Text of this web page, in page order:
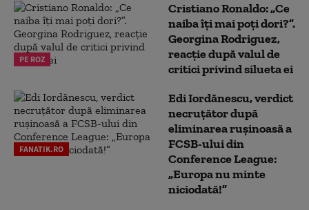
PE ROZ
Cristiano Ronaldo: „Ce
naiba îți mai poți dori?”.
Georgina Rodriguez,
reacție după valul de
critici privind silueta ei
FANATIK.RO
Edi Iordănescu, verdict
necruțător după
eliminarea rușinoasă a
FCSB-ului din
Conference League:
„Europa nu minte
niciodată!”